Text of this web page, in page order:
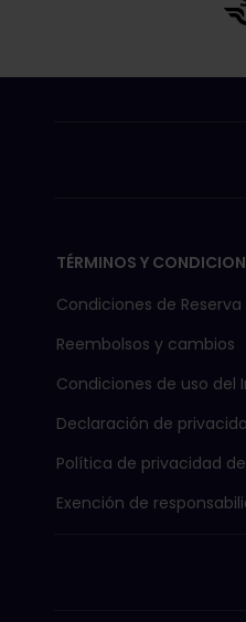
TÉRMINOS Y
Condiciones de Reserva
Reembolsos y cambios
Condiciones de uso del
Declaración de
Política de privacidad
Exención de